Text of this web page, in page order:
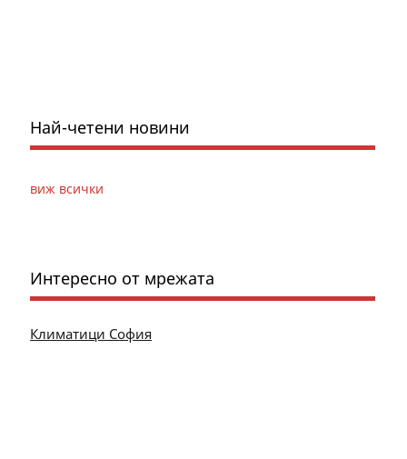
Най-четени новини
виж всички
Интересно от мрежата
Климатици София